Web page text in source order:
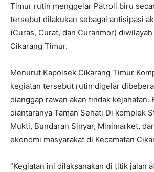
Timur rutin menggelar Patroli biru
tersebut dilakukan sebagai antisipasi
(Curas, Curat, dan Curanmor)
Cikarang Timur.
Menurut Kapolsek Cikarang Timur
kegiatan tersebut rutin digelar
dianggap rawan akan tindak kejahatan.
diantaranya Taman Sehati Di komplek
Mukti, Bundaran Sinyar, Minimarket,
ekonomi masyarakat di Kecamatan
“Kegiatan ini dilaksanakan di titik jalan